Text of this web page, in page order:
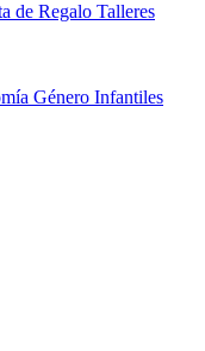
de Regalo Talleres
Género Infantiles